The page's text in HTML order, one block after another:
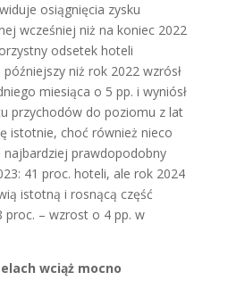
osiągnięcia zysku
wcześniej niż na koniec 2022
odsetek hoteli
niż rok 2022 wzrósł
miesiąca o 5 pp. i wyniósł
przychodów do poziomu z lat
istotnie, choć również nieco
najbardziej prawdopodobny
41 proc. hoteli, ale rok 2024
istotną i rosnącą część
proc. – wzrost o 4 pp. w
wciąż mocno